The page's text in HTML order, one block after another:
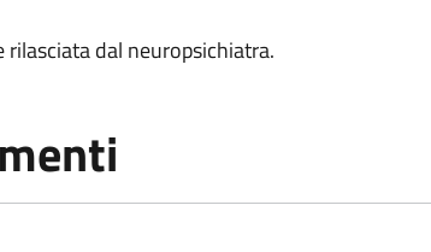
dal neuropsichiatra.